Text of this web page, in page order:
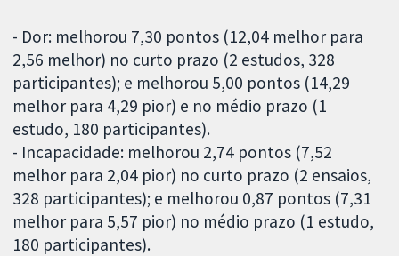
- Dor: melhorou 7,30 pontos (12,04 melhor para
2,56 melhor) no curto prazo (2 estudos, 328
participantes); e melhorou 5,00 pontos (14,29
melhor para 4,29 pior) e no médio prazo (1
estudo, 180 participantes).
- Incapacidade: melhorou 2,74 pontos (7,52
melhor para 2,04 pior) no curto prazo (2 ensaios,
328 participantes); e melhorou 0,87 pontos (7,31
melhor para 5,57 pior) no médio prazo (1 estudo,
180 participantes).